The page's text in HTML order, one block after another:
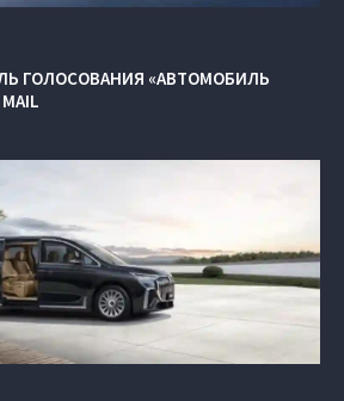
ГОЛОСОВАНИЯ «АВТОМОБИЛЬ